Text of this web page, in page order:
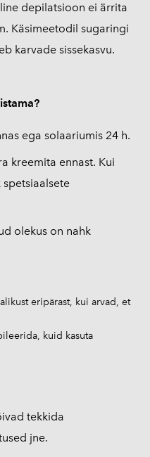
depilatsioon ei ärrita
Käsimeetodil sugaringi
karvade sissekasvu.
ega solaariumis 24 h.
kreemita ennast. Kui
olekus on nahk
eripärast, kui arvad, et
kuid kasuta
tekkida
jne.